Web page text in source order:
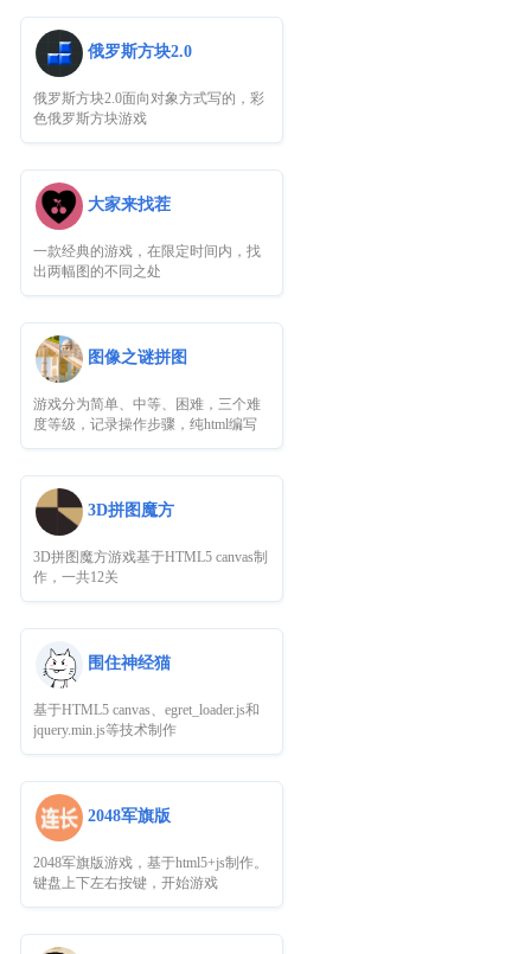
俄罗斯方块2.0
俄罗斯方块2.0面向对象方式写的，彩
色俄罗斯方块游戏
大家来找茬
一款经典的游戏，在限定时间内，找
出两幅图的不同之处
图像之谜拼图
游戏分为简单、中等、困难，三个难
度等级，记录操作步骤，纯html编写
3D拼图魔方
3D拼图魔方游戏基于HTML5 canvas制
作，一共12关
围住神经猫
基于HTML5 canvas、egret_loader.js和
jquery.min.js等技术制作
2048军旗版
2048军旗版游戏，基于html5+js制作。
键盘上下左右按键，开始游戏